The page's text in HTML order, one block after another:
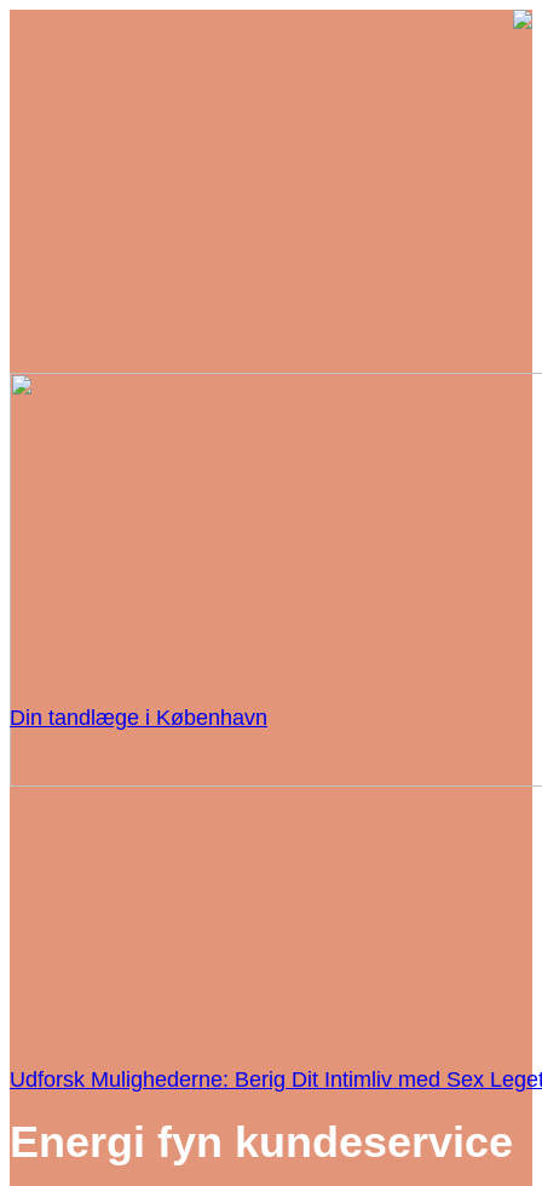
Din tandlæge i København
Udforsk Mulighederne: Berig Dit Intimliv med Sex
Energi fyn kundeservice